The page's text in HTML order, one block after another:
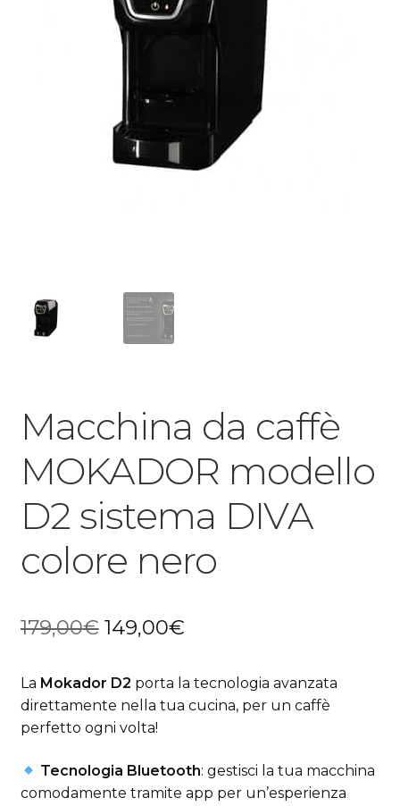
Macchina da caffè
MOKADOR modello
D2 sistema DIVA
colore nero
179,00€ Il
originale
era:
149,00€Il
attuale
La Mokador D2 porta la tecnologia avanzata
direttamente nella tua cucina, per un caffè
perfetto ogni volta!
Tecnologia Bluetooth: gestisci la tua macchina
comodamente tramite app per un’esperienza